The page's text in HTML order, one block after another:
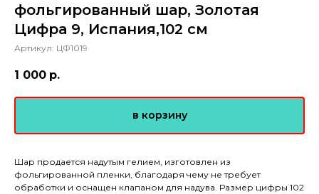
фольгированный шар, Золотая
Цифра 9, Испания,102 см
Артикул: ЦФ1019
1 000 р.
в корзину
Шар продается надутым гелием, изготовлен из
фольгированной пленки, благодаря чему не требует
обработки и оснащен клапаном для надува. Размер цифры 102